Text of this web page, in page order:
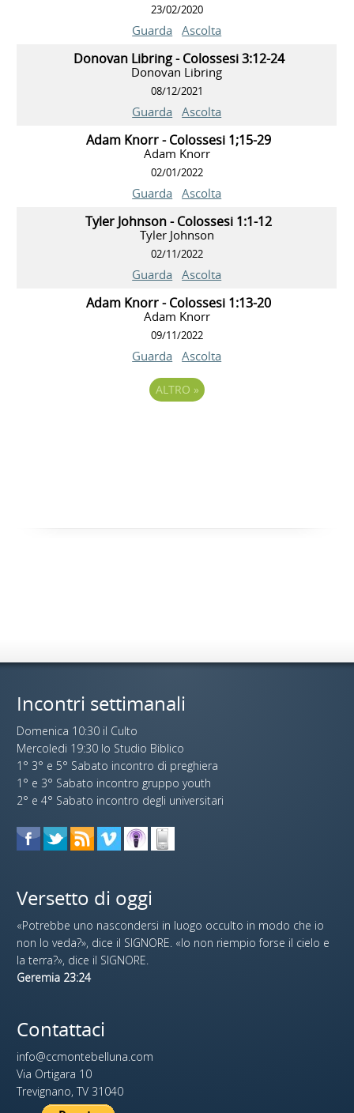
23/02/2020
Guarda Ascolta
Donovan Libring - Colossesi 3:12-24
Donovan Libring
08/12/2021
Guarda Ascolta
Adam Knorr - Colossesi 1;15-29
Adam Knorr
02/01/2022
Guarda Ascolta
Tyler Johnson - Colossesi 1:1-12
Tyler Johnson
02/11/2022
Guarda Ascolta
Adam Knorr - Colossesi 1:13-20
Adam Knorr
09/11/2022
Guarda Ascolta
ALTRO »
Incontri settimanali
Domenica 10:30 il Culto
Mercoledi 19:30 lo Studio Biblico
1° 3° e 5° Sabato incontro di preghiera
1° e 3° Sabato incontro gruppo youth
2° e 4° Sabato incontro degli universitari
Versetto di oggi
«Potrebbe uno nascondersi in luogo occulto in modo che io
non lo veda?», dice il SIGNORE. «Io non riempio forse il cielo e
la terra?», dice il SIGNORE.
Geremia 23:24
Contattaci
info@ccmontebelluna.com
Via Ortigara 10
Trevignano, TV 31040